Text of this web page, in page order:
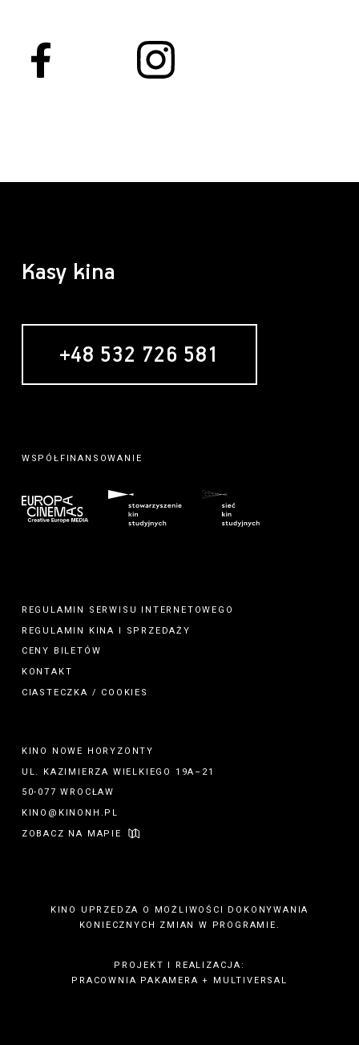
Kasy kina
+48 532 726 581
WSPÓŁFINANSOWANIE
REGULAMIN SERWISU INTERNETOWEGO
REGULAMIN KINA I
SPRZEDAŻY
CENY BILETÓW
KONTAKT
CIASTECZKA / COOKIES
KINO NOWE HORYZONTY
UL. KAZIMIERZA WIELKIEGO 19A–21
50-077 WROCŁAW
KINO@KINONH.PL
ZOBACZ NA MAPIE
KINO UPRZEDZA O MOŻLIWOŚCI DOKONYWANIA
KONIECZNYCH ZMIAN W PROGRAMIE.
PROJEKT I REALIZACJA:
PRACOWNIA PAKAMERA + MULTIVERSAL